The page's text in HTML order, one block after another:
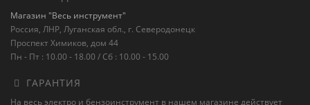
Магазин "Весь инструмент"
Россия, ЛНР, Луганская обл., г. Северодонецк
Проспект Химиков, дом 44
Пн - Пт : 10.00 - 18.00 / Сб : 10.00 - 15.00
ГАРАНТИЯ
На весь электро и бензоинструмент в нашем магазине действует